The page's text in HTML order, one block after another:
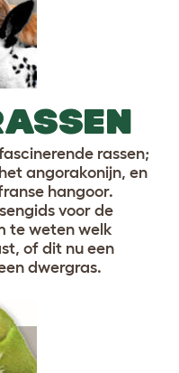
rassen;
angorakonijn, en
hangoor.
voor de
te weten welk
of dit nu een
dwergras.